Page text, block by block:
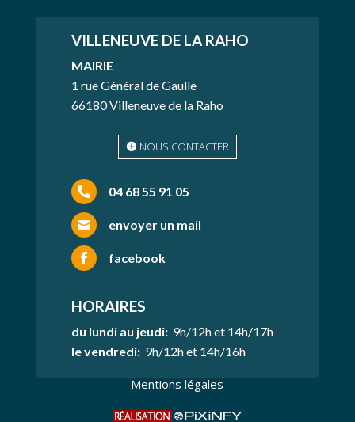
VILLENEUVE DE LA RAHO
MAIRIE
1 rue Général de Gaulle
66180 Villeneuve de la Raho
NOUS CONTACTER
 04 68 55 91 05
 envoyer un mail
 facebook
HORAIRES
du lundi au jeudi: 9h/12h et 14h/17h
le vendredi:9h/12h et 14h/16h
Mentions légales